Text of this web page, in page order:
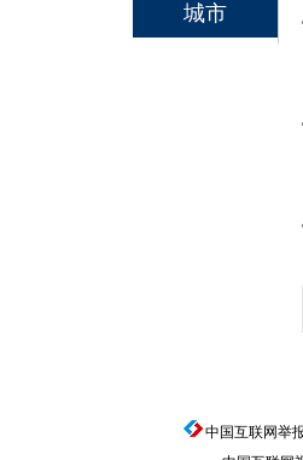
城市
中国互联网举